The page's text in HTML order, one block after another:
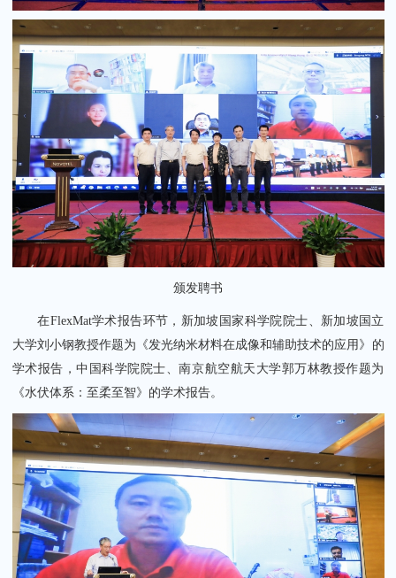
颁发聘书
在FlexMat学术报告环节，新加坡国家科学院院士、新加坡国立
大学刘小钢教授作题为《发光纳米材料在成像和辅助技术的应用》的
学术报告，中国科学院院士、南京航空航天大学郭万林教授作题为
《水伏体系：至柔至智》的学术报告。